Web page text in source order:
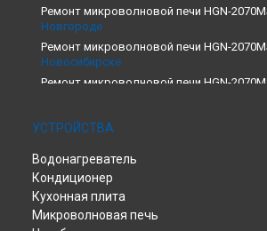
Ремонт микроволновой печи HGN-
Новгороде
Ремонт микроволновой печи HGN-
Новосибирске
Ремонт микроволновой печи HGN-
Ремонт микроволновой печи HGN-
Ремонт микроволновой печи HGN-
Петербурге
УСТРОЙСТВА
Водонагреватель
Кондиционер
Кухонная плита
Микроволновая печь